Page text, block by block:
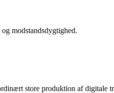
modstandsdygtighed.
store produktion af digitale